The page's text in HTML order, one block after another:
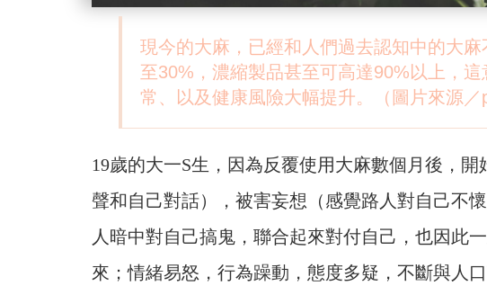
現今的大麻，已經和人們過去認知中的大
至30%，濃縮製品甚至可高達90%以上，
常、以及健康風險大幅提升。（圖片來源／
19歲的大一S生，因為反覆使用大麻數個月後，
聲和自己對話），被害妄想（感覺路人對自己不
人暗中對自己搞鬼，聯合起來對付自己，也因此
來；情緒易怒，行為躁動，態度多疑，不斷與人